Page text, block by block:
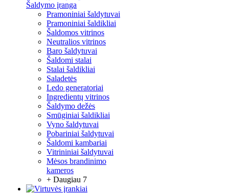
Šaldymo įranga
Pramoniniai šaldytuvai
Pramoniniai šaldikliai
Šaldomos vitrinos
Neutralios vitrinos
Baro šaldytuvai
Šaldomi stalai
Stalai šaldikliai
Saladetės
Ledo generatoriai
Ingredientų vitrinos
Šaldymo dežės
Smūginiai šaldikliai
Vyno šaldytuvai
Pobariniai šaldytuvai
Šaldomi kambariai
Vitrininiai šaldytuvai
Mėsos brandinimo
kameros
+ Daugiau 7